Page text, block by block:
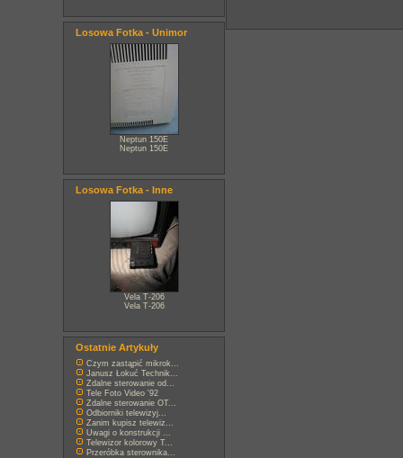
Losowa Fotka - Unimor
Neptun 150E
Neptun 150E
Losowa Fotka - Inne
Vela T-206
Vela T-206
Ostatnie Artykuły
Czym zastąpić mikrok...
Janusz Łokuć Technik...
Zdalne sterowanie od...
Tele Foto Video '92
Zdalne sterowanie OT...
Odbiorniki telewizyj...
Zanim kupisz telewiz...
Uwagi o konstrukcji ...
Telewizor kolorowy T...
Przeróbka sterownika...